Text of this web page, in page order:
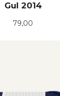
Gul 2014
Pris
79,00